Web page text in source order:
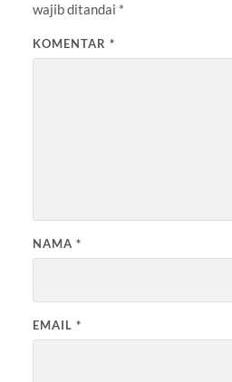
wajib ditandai *
KOMENTAR *
NAMA *
EMAIL *